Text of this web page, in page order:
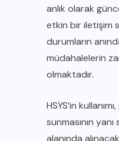
anlık olarak
etkin bir iletişim
durumların
müdahalelerin
olmaktadır.
HSYS’in
sunmasının
alanında